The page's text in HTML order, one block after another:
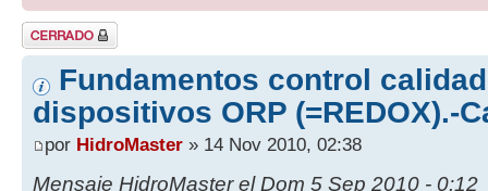
Tema cerrado
Fundamentos control
dispositivos ORP (=REDOX).-
por HidroMaster » 14 Nov 2010, 02:38
Mensaje HidroMaster el Dom 5 Sep 2010 - 0:12